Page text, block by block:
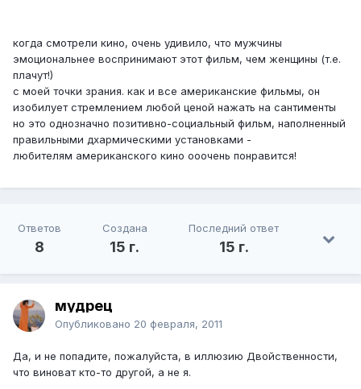
когда смотрели кино, очень удивило, что мужчины
эмоциональнее воспринимают этот фильм, чем женщины (т.е.
плачут!)
с моей точки зрания. как и все американские фильмы, он
изобилует стремлением любой ценой нажать на сантименты
но это однозначно позитивно-социальный фильм, наполненный
правильными дхармическими установками -
любителям американского кино ооочень понравится!
Ответов
8
Создана
15 г.
Последний ответ
15 г.
мудрец
Опубликовано 20 февраля, 2011
Да, и не попадите, пожалуйста, в иллюзию Двойственности,
что виноват кто-то другой, а не я.